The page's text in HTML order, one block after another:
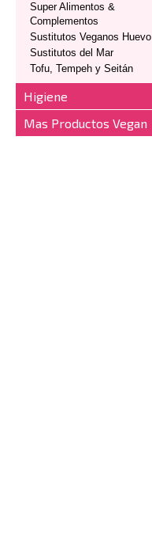
Super Alimentos &
Complementos
Sustitutos Veganos Huevo
Sustitutos del Mar
Tofu, Tempeh y Seitán
Higiene
Mas Productos Vegan